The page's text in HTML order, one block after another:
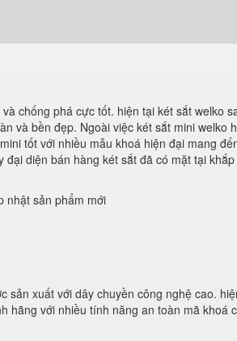
chống phá cực tốt. hiện tại két sắt welko
và bền đẹp. Ngoài việc két sắt mini welko
tốt với nhiều mẫu khoá hiện đại mang
diện bán hàng két sắt đã có mặt tại
nhật sản phẩm mới
sản xuất với dây chuyền công nghệ cao.
hãng với nhiều tính năng an toàn mã khoá